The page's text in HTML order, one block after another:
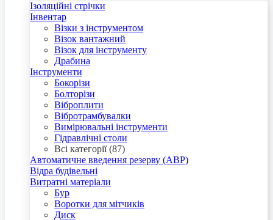
Ізоляційні стрічки
Інвентар
Візки з інструментом
Візок вантажний
Візок для інструменту
Драбина
Інструменти
Бокорізи
Болторізи
Віброплити
Вібротрамбувалки
Вимірювальні інструменти
Гідравлічні столи
Всі категорії (87)
Автоматичне введення резерву (АВР)
Відра будівельні
Витратні матеріали
Бур
Воротки для мітчиків
Диск